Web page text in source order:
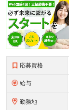
応募資格
給与
勤務地